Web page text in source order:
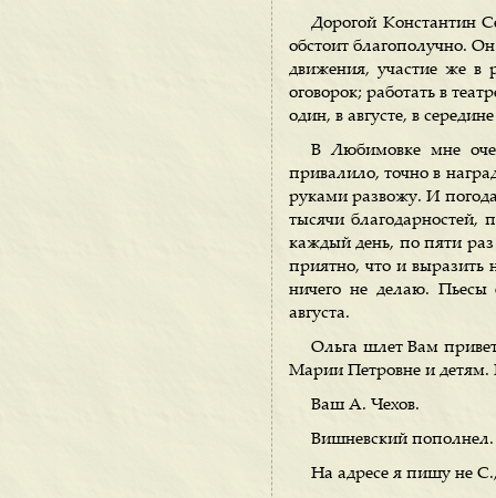
Дорогой Константин
обстоит благополучно.
движения, участие же в
оговорок; работать в
один, в августе, в
В Любимовке мне
привалило, точно в
руками развожу. И
тысячи
каждый день, по пяти раз
приятно, что и выразить
ничего не делаю.
августа.
Ольга шлет Вам
Марии Петровне и детям.
Ваш А. Чехов.
Вишневский пополнел.
На адресе я пишу не